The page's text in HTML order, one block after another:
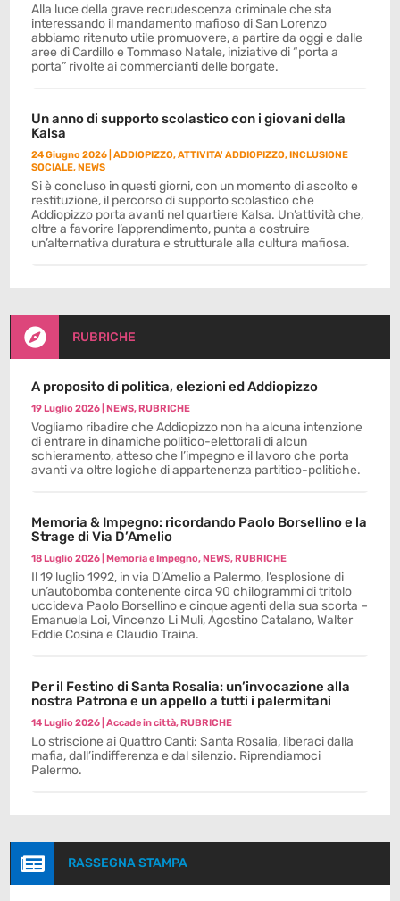
Alla luce della grave recrudescenza criminale che sta
interessando il mandamento mafioso di San Lorenzo
abbiamo ritenuto utile promuovere, a partire da oggi e dalle
aree di Cardillo e Tommaso Natale, iniziative di “porta a
porta” rivolte ai commercianti delle borgate.
Un anno di supporto scolastico con i giovani della
Kalsa
24 Giugno 2026 |ADDIOPIZZO,ATTIVITA' ADDIOPIZZO,INCLUSIONE
SOCIALE,NEWS
Si è concluso in questi giorni, con un momento di ascolto e
restituzione, il percorso di supporto scolastico che
Addiopizzo porta avanti nel quartiere Kalsa. Un’attività che,
oltre a favorire l’apprendimento, punta a costruire
un’alternativa duratura e strutturale alla cultura mafiosa.
 RUBRICHE
A proposito di politica, elezioni ed Addiopizzo
19 Luglio 2026 |NEWS,RUBRICHE
Vogliamo ribadire che Addiopizzo non ha alcuna intenzione
di entrare in dinamiche politico-elettorali di alcun
schieramento, atteso che l’impegno e il lavoro che porta
avanti va oltre logiche di appartenenza partitico-politiche.
Memoria & Impegno: ricordando Paolo Borsellino e la
Strage di Via D’Amelio
18 Luglio 2026 |Memoria e Impegno,NEWS,RUBRICHE
Il 19 luglio 1992, in via D’Amelio a Palermo, l’esplosione di
un’autobomba contenente circa 90 chilogrammi di tritolo
uccideva Paolo Borsellino e cinque agenti della sua scorta –
Emanuela Loi, Vincenzo Li Muli, Agostino Catalano, Walter
Eddie Cosina e Claudio Traina.
Per il Festino di Santa Rosalia: un’invocazione alla
nostra Patrona e un appello a tutti i palermitani
14 Luglio 2026 |Accade in città,RUBRICHE
Lo striscione ai Quattro Canti: Santa Rosalia, liberaci dalla
mafia, dall’indifferenza e dal silenzio. Riprendiamoci
Palermo.
 RASSEGNA STAMPA